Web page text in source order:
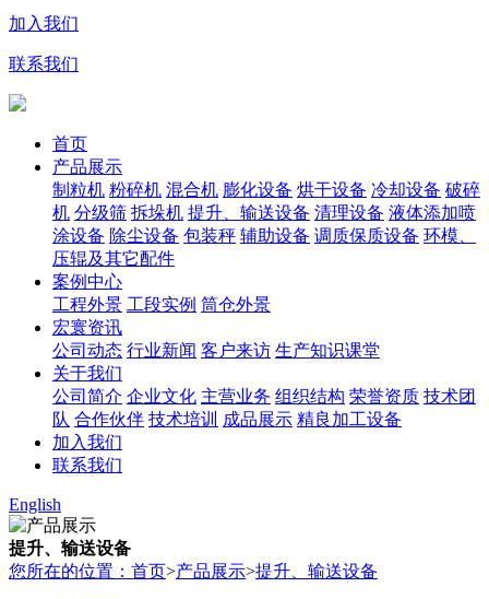
加入我们
联系我们
首页
产品展示
制粒机 粉碎机 混合机 膨化设备 烘干设备 冷却设备 破碎
机 分级筛 拆垛机 提升、输送设备 清理设备 液体添加喷
涂设备 除尘设备 包装秤 辅助设备 调质保质设备 环模、
压辊及其它配件
案例中心
工程外景 工段实例 筒仓外景
宏寰资讯
公司动态 行业新闻 客户来访 生产知识课堂
关于我们
公司简介 企业文化 主营业务 组织结构 荣誉资质 技术团
队 合作伙伴 技术培训 成品展示 精良加工设备
加入我们
联系我们
English
提升、输送设备
您所在的位置：首页>产品展示>提升、输送设备